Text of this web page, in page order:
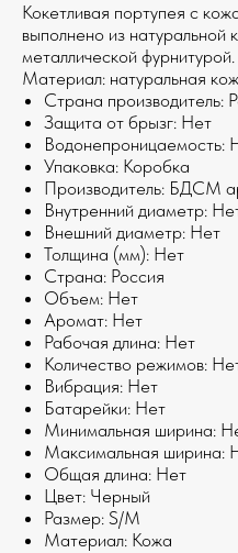
Кокетливая портупея с
выполнено из натуральной
металлической
Материал: натуральная
Страна производитель:
Защита от брызг: Нет
Водонепроницаемость:
Упаковка: Коробка
Производитель: БДСМ
Внутренний диаметр:
Внешний диаметр: Нет
Толщина (мм): Нет
Страна: Россия
Объем: Нет
Аромат: Нет
Рабочая длина: Нет
Количество режимов:
Вибрация: Нет
Батарейки: Нет
Минимальная ширина:
Максимальная ширина:
Общая длина: Нет
Цвет: Черный
Размер: S/M
Материал: Кожа